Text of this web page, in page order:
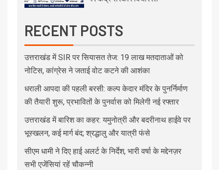
RECENT POSTS
उत्तराखंड में SIR पर सियासत तेज: 19 लाख मतदाताओं को
नोटिस, कांग्रेस ने जताई वोट कटने की आशंका
धराली आपदा की पहली बरसी: कल्प केदार मंदिर के पुनर्निर्माण
की तैयारी शुरू, प्रभावितों के पुनर्वास को मिलेगी नई रफ्तार
उत्तराखंड में बारिश का कहर: यमुनोत्री और बदरीनाथ हाईवे पर
भूस्खलन, कई मार्ग बंद; श्रद्धालु और यात्री फंसे
सीएम धामी ने दिए हाई अलर्ट के निर्देश, भारी वर्षा के मद्देनज़र
सभी एजेंसियां रहें चौकन्नी